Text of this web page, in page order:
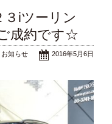
iツーリン
成約です☆
2016年5月6日
お知らせ